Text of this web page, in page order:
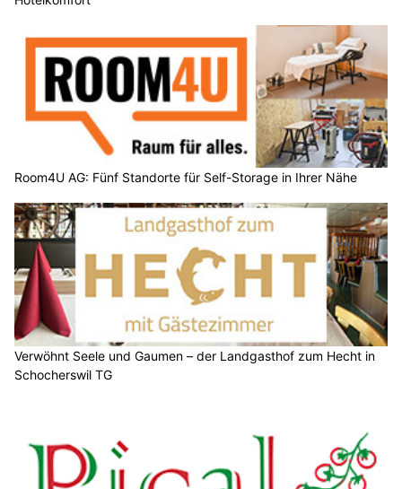
Room4U AG: Fünf Standorte für Self-Storage in Ihrer Nähe
Verwöhnt Seele und Gaumen – der Landgasthof zum Hecht in
Schocherswil TG